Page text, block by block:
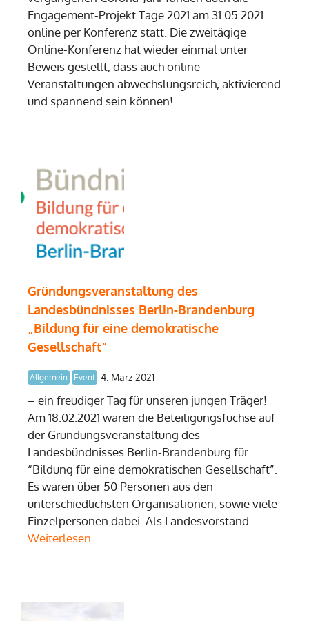
Engagement-Projekt Tage 2021 am 31.05.2021
online per Konferenz statt. Die zweitägige
Online-Konferenz hat wieder einmal unter
Beweis gestellt, dass auch online
Veranstaltungen abwechslungsreich, aktivierend
und spannend sein können!
Gründungsveranstaltung des
Landesbündnisses Berlin-Brandenburg
„Bildung für eine demokratische
Gesellschaft“
Allgemein Event 4. März 2021
– ein freudiger Tag für unseren jungen Träger!
Am 18.02.2021 waren die Beteiligungsfüchse auf
der Gründungsveranstaltung des
Landesbündnisses Berlin-Brandenburg für
“Bildung für eine demokratischen Gesellschaft”.
Es waren über 50 Personen aus den
unterschiedlichsten Organisationen, sowie viele
Einzelpersonen dabei. Als Landesvorstand …
Weiterlesen